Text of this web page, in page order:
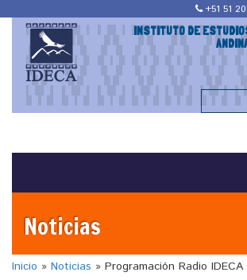
+51 51
INSTITUTO DE
Noticias
Inicio » Noticias » Programación Radio